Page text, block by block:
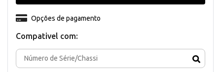
Compativel com:
Opções de pagamento